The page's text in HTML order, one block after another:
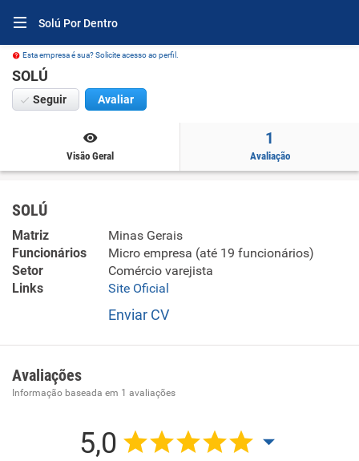
Solú Por Dentro
Esta empresa é sua? Solicite acesso ao perfil.
SOLÚ
Seguir Avaliar
Visão Geral
1
Avaliação
SOLÚ
Matriz
Minas Gerais
Funcionários
Micro empresa (até 19 funcionários)
Setor
Comércio varejista
Links
Site Oficial
Enviar CV
Avaliações
Informação baseada em 1 avaliações
5,0